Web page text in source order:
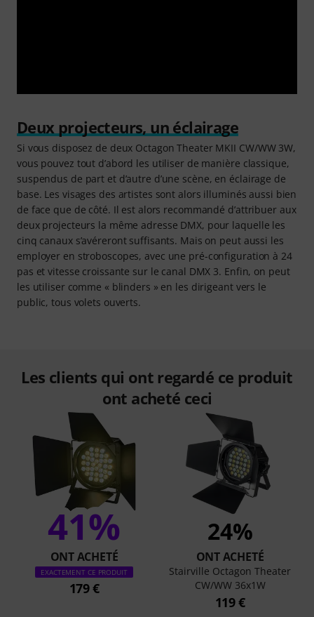
Deux projecteurs, un éclairage
Si vous disposez de deux Octagon Theater MKII CW/WW 3W,
vous pouvez tout d’abord les utiliser de manière classique,
suspendus de part et d’autre d’une scène, en éclairage de
base. Les visages des artistes sont alors illuminés aussi bien
de face que de côté. Il est alors recommandé d’attribuer aux
deux projecteurs la même adresse DMX, pour laquelle les
cinq canaux s’avéreront suffisants. Mais on peut aussi les
employer en stroboscopes, avec une pré-configuration à 24
pas et vitesse croissante sur le canal DMX 3. Enfin, on peut
les utiliser comme « blinders » en les dirigeant vers le
public, tous volets ouverts.
Les clients qui ont regardé ce produit
ont acheté ceci
41%
ONT ACHETÉ
EXACTEMENT CE PRODUIT
179 €
24%
ONT ACHETÉ
Stairville Octagon Theater
CW/WW 36x1W
119 €